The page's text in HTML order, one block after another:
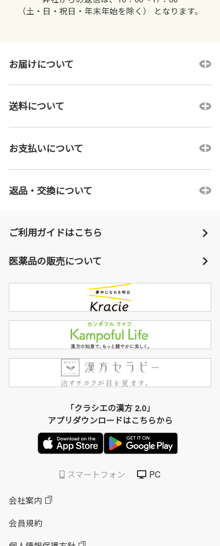
（土・日・祝日・年末年始を除く） となります。
お届けについて
送料について
お支払いについて
返品・交換について
ご利用ガイドはこちら
医薬品の販売について
「クラシエの漢方 2.0」
アプリダウンロードはこちらから
スマートフォン PC
会社案内
会員規約